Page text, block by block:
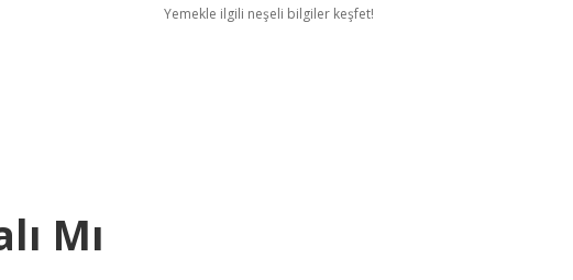
Yemekle ilgili neşeli bilgiler keşfet!
Mı